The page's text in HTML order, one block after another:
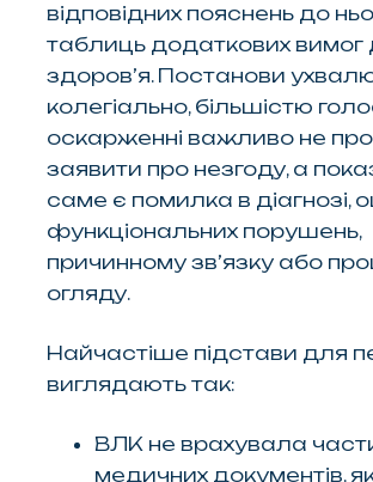
відповідних пояснень до
таблиць додаткових вимог
здоров’я. Постанови
колегіально, більшістю
оскарженні важливо не
заявити про незгоду, а
саме є помилка в діагнозі,
функціональних порушень,
причинному зв’язку або
огляду.
Найчастіше підстави для
виглядають так:
ВЛК не врахувала
медичних документів,